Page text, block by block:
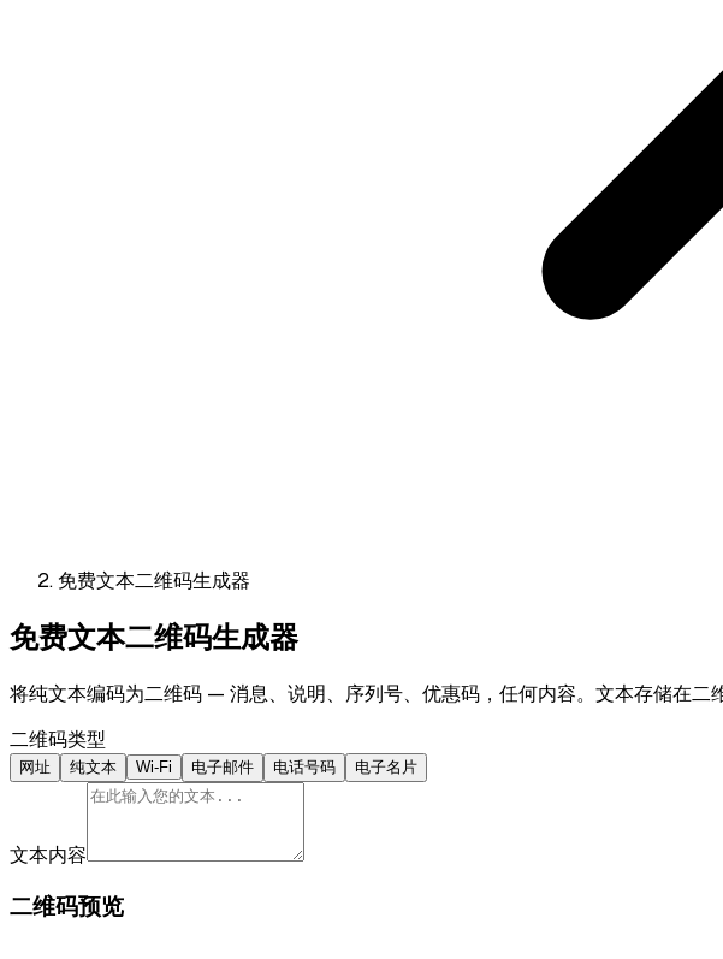
免费文本二维码生成器
免费文本二维码生成器
将纯文本编码为二维码 — 消息、说明、序列号、优惠码，任何内容。文本存储在二
二维码类型
网址 纯文本 Wi-Fi 电子邮件 电话号码 电子名片
文本内容
二维码预览